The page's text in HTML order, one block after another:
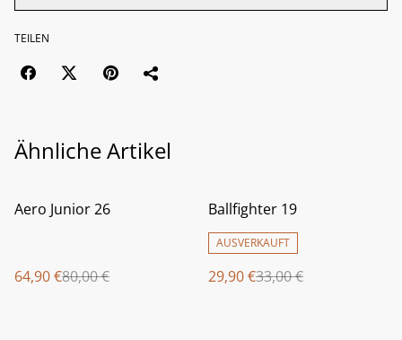
TEILEN
Ähnliche Artikel
%
Aero Junior 26
64,90 €80,00 €
%
Ballfighter 19
AUSVERKAUFT
29,90 €33,00 €